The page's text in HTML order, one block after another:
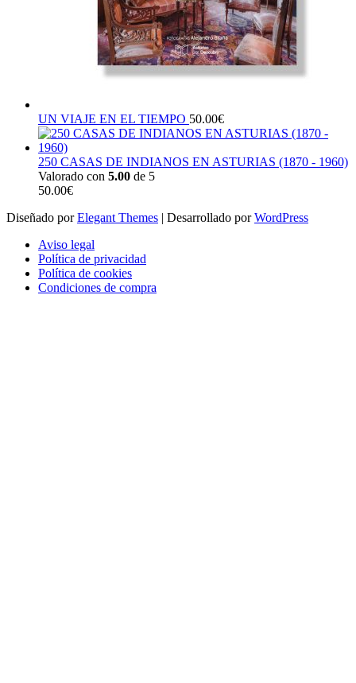
UN VIAJE EN EL TIEMPO 50.00€
250 CASAS DE INDIANOS EN ASTURIAS (1870 - 1960)
Valorado con 5.00 de 5
50.00€
Diseñado porElegant Themes | Desarrollado porWordPress
Aviso legal
Política de privacidad
Política de cookies
Condiciones de compra